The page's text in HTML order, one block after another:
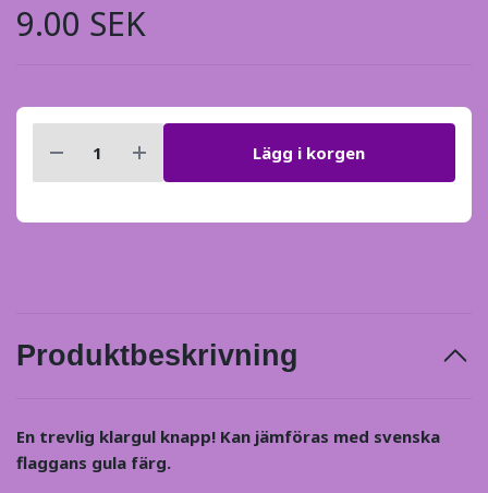
9.00 SEK
Lägg i korgen
Produktbeskrivning
En trevlig klargul knapp! Kan jämföras med svenska
flaggans gula färg.